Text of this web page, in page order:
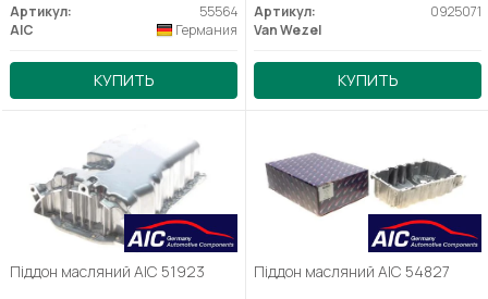
Артикул:
55564
AIC
Германия
КУПИТЬ
Артикул:
0925071
Van Wezel
КУПИТЬ
Піддон масляний AIC 51923 Піддон масляний AIC 54827